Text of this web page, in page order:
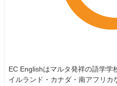
EC Englishはマルタ発祥の語学学
イルランド・カナダ・南アフリカ